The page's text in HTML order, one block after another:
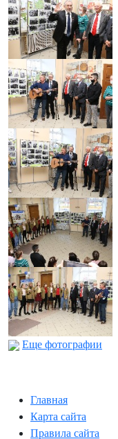
Еще фотографии
Главная
Карта сайта
Правила сайта